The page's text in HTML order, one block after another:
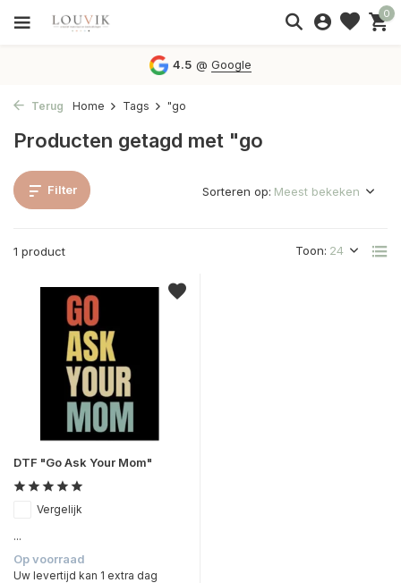
0
4.5 @Google
Terug Home Tags "go
Producten getagd met "go
Filter
1 product Toon:
Sorteren op:
DTF "Go Ask Your Mom"
Vergelijk
...
Op voorraad
Uw levertijd kan 1 extra dag